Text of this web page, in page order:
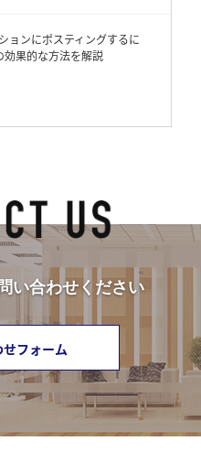
ョンにポスティングするに
効果的な方法を解説
い合わせください
フォーム